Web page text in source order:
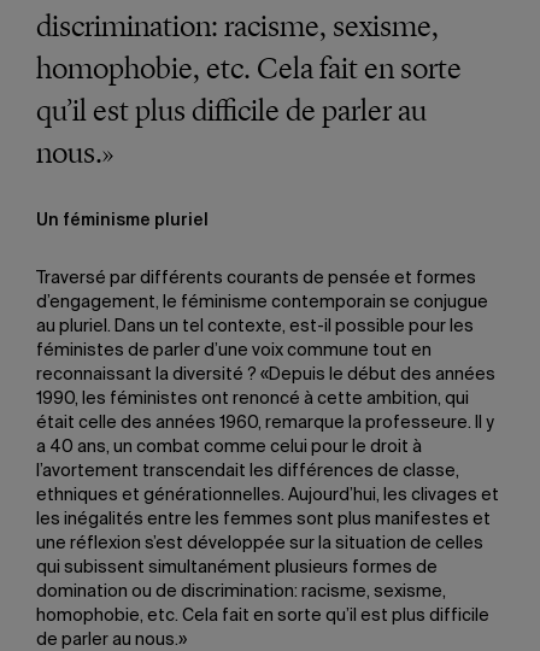
discrimination: racisme, sexisme,
homophobie, etc. Cela fait en sorte
qu’il est plus difficile de parler au
nous.»
Un féminisme pluriel
Traversé par différents courants de pensée et formes
d’engagement, le féminisme contemporain se conjugue
au pluriel. Dans un tel contexte, est-il possible pour les
féministes de parler d’une voix commune tout en
reconnaissant la diversité ? «Depuis le début des années
1990, les féministes ont renoncé à cette ambition, qui
était celle des années 1960, remarque la professeure. Il y
a 40 ans, un combat comme celui pour le droit à
l’avortement transcendait les différences de classe,
ethniques et générationnelles. Aujourd’hui, les clivages et
les inégalités entre les femmes sont plus manifestes et
une réflexion s’est développée sur la situation de celles
qui subissent simultanément plusieurs formes de
domination ou de discrimination: racisme, sexisme,
homophobie, etc. Cela fait en sorte qu’il est plus difficile
de parler au nous.»